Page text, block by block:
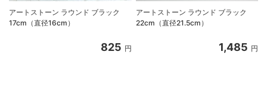
アートストーン ラウンド ブラック
17cm（直径16cm）
825 円
アートストーン ラウンド ブラック
22cm（直径21.5cm）
1,485 円